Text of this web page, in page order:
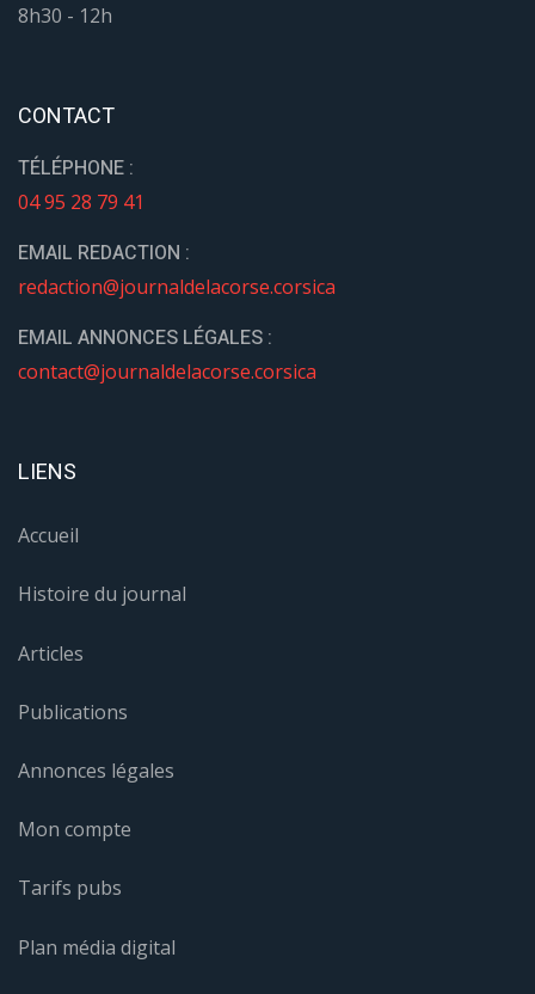
8h30 - 12h
CONTACT
TÉLÉPHONE :
04 95 28 79 41
EMAIL REDACTION :
redaction@journaldelacorse.corsica
EMAIL ANNONCES LÉGALES :
contact@journaldelacorse.corsica
LIENS
Accueil
Histoire du journal
Articles
Publications
Annonces légales
Mon compte
Tarifs pubs
Plan média digital